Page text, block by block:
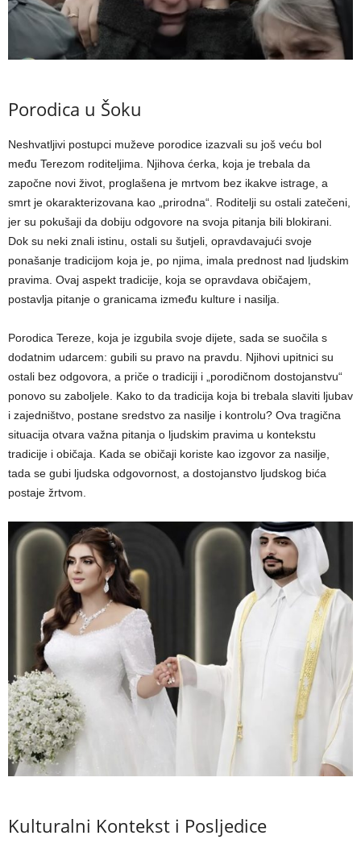
Porodica u Šoku
Neshvatljivi postupci muževe porodice izazvali su još veću bol
među Terezom roditeljima. Njihova ćerka, koja je trebala da
započne novi život, proglašena je mrtvom bez ikakve istrage, a
smrt je okarakterizovana kao „prirodna“. Roditelji su ostali zatečeni,
jer su pokušaji da dobiju odgovore na svoja pitanja bili blokirani.
Dok su neki znali istinu, ostali su šutjeli, opravdavajući svoje
ponašanje tradicijom koja je, po njima, imala prednost nad ljudskim
pravima. Ovaj aspekt tradicije, koja se opravdava običajem,
postavlja pitanje o granicama između kulture i nasilja.
Porodica Tereze, koja je izgubila svoje dijete, sada se suočila s
dodatnim udarcem: gubili su pravo na pravdu. Njihovi upitnici su
ostali bez odgovora, a priče o tradiciji i „porodičnom dostojanstvu“
ponovo su zaboljele. Kako to da tradicija koja bi trebala slaviti ljubav
i zajedništvo, postane sredstvo za nasilje i kontrolu? Ova tragična
situacija otvara važna pitanja o ljudskim pravima u kontekstu
tradicije i običaja. Kada se običaji koriste kao izgovor za nasilje,
tada se gubi ljudska odgovornost, a dostojanstvo ljudskog bića
postaje žrtvom.
Kulturalni Kontekst i Posljedice